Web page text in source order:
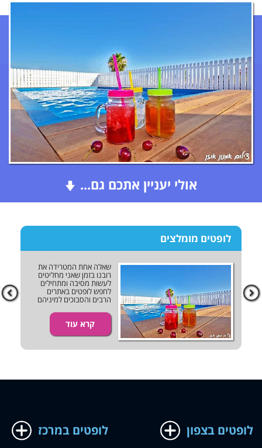
אולי יעניין אתכם גם...
לופטים מומלצים
שאלה אחת המטרידה את
רובנו בזמן שאני מחליטים
לעשות מסיבה ומתחילים
לחפש לופטים באתרים
הרבים והסבוכים למיניהם
מזלנו...
קרא עוד
לופטים במרכז לופטים בצפון